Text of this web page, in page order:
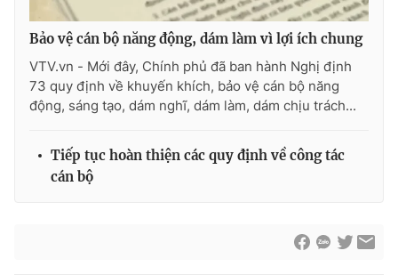
Liên hệ tòa soạn English
Bảo vệ cán bộ năng động, dám làm vì lợi ích chung
VTV.vn - Mới đây, Chính phủ đã ban hành Nghị định
73 quy định về khuyến khích, bảo vệ cán bộ năng
động, sáng tạo, dám nghĩ, dám làm, dám chịu trách...
Tiếp tục hoàn thiện các quy định về công tác
cán bộ